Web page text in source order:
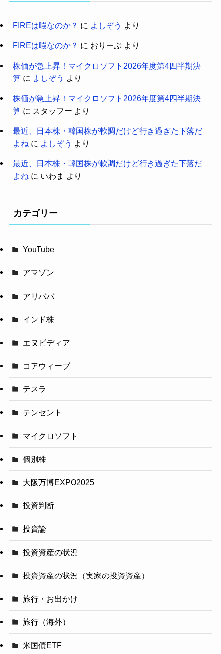
FIREは暇なのか？ に よしぞう より
FIREは暇なのか？ に おりーぶ より
株価が急上昇！マイクロソフト2026年度第4四半期決
算に よしぞう より
株価が急上昇！マイクロソフト2026年度第4四半期決
算に スタッフー より
最近、日本株・韓国株が軟調だけど行き過ぎた下落だ
よね に よしぞう より
最近、日本株・韓国株が軟調だけど行き過ぎた下落だ
よね に いわま より
カテゴリー
YouTube
アマゾン
アリババ
インド株
エヌビディア
コアウィーブ
テスラ
テンセント
マイクロソフト
個別株
大阪万博EXPO2025
投資判断
投資論
投資資産の状況
投資資産の状況（実家の投資資産）
旅行・お出かけ
旅行（海外）
米国債ETF